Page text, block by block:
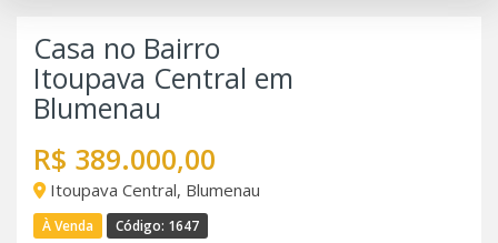
Casa no Bairro
Itoupava Central em
Blumenau
R$ 389.000,00
Itoupava Central, Blumenau
À Venda Código: 1647